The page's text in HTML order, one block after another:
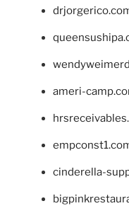
ameri-
cinderella-